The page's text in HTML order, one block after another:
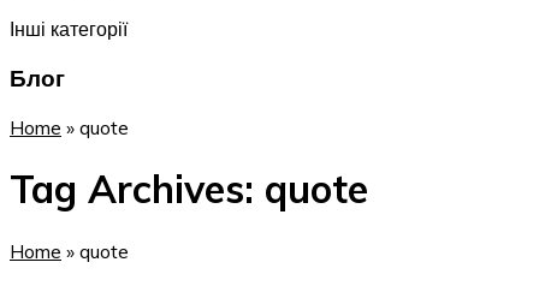
Інші категорії
Блог
Home » quote
Tag Archives: quote
Home » quote